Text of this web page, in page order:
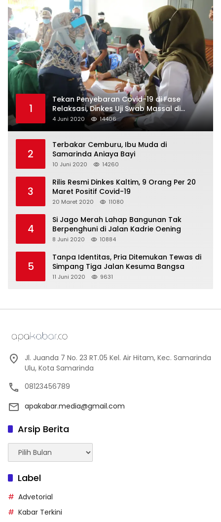
1
Tekan Penyebaran Covid-19 di Fase
Relaksasi, Dinkes Uji Swab Massal di
Pelabuhan Samarinda
4 Juni 2020 14406
2
Terbakar Cemburu, Ibu Muda di
Samarinda Aniaya Bayi
10 Juni 2020 14260
3
Rilis Resmi Dinkes Kaltim, 9 Orang Per 20
Maret Positif Covid-19
20 Maret 2020 11080
4
Si Jago Merah Lahap Bangunan Tak
Berpenghuni di Jalan Kadrie Oening
8 Juni 2020 10884
5
Tanpa Identitas, Pria Ditemukan Tewas di
Simpang Tiga Jalan Kesuma Bangsa
11 Juni 2020 9631
Jl. Juanda 7 No. 23 RT.05 Kel. Air Hitam, Kec. Samarinda
Ulu, Kota Samarinda
08123456789
apakabar.media@gmail.com
Arsip Berita
Arsip
Berita
Label
Advetorial
Kabar Terkini